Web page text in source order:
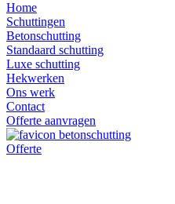
Home
Schuttingen
Betonschutting
Standaard schutting
Luxe schutting
Hekwerken
Ons werk
Contact
Offerte aanvragen
Offerte